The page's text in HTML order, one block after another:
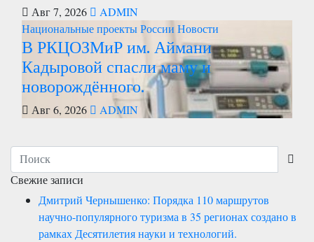
Авг 7, 2026
ADMIN
Национальные проекты России Новости
В РКЦОЗМиР им. Аймани
Кадыровой спасли маму и
новорождённого.
Авг 6, 2026 ADMIN
Свежие записи
Дмитрий Чернышенко: Порядка 110 маршрутов
научно-популярного туризма в 35 регионах создано в
рамках Десятилетия науки и технологий.